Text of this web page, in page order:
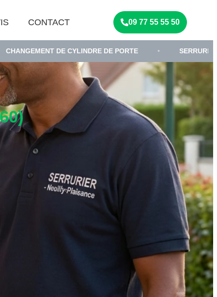
CONTACT 09 77 55 55 50
DE CYLINDRE DE PORTE • SERRURIER •